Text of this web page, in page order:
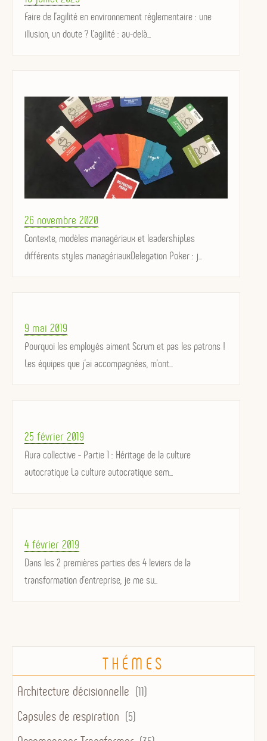
on
Faire de l’agilité en environnement réglementaire : une
illusion, un doute ? L’agilité : au-delà...
Posted
on
26 novembre 2020
Contexte, modèles managériaux et leadershipLes
différents styles managériauxDelegation Poker : j...
Posted
on
9 mai 2019
Pourquoi les employés aiment Scrum et pas les patrons !
Les équipes que j’ai accompagnées, m’ont...
Posted
on
25 février 2019
Aura collective - Partie 1 : Héritage de la culture
autocratique La culture autocratique sem...
Posted
on
4 février 2019
Dans les 2 premières parties des 4 leviers de la
transformation d'entreprise, je me su...
THÉMES
Architecture décisionnelle (11)
Capsules de respiration (5)